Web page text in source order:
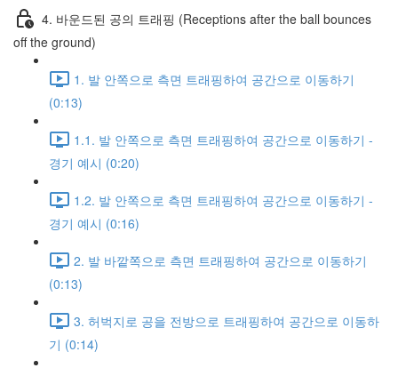
4. 바운드된 공의 트래핑 (Receptions after the ball bounces
off the ground)
1. 발 안쪽으로 측면 트래핑하여 공간으로 이동하기
(0:13)
1.1. 발 안쪽으로 측면 트래핑하여 공간으로 이동하기 -
경기 예시 (0:20)
1.2. 발 안쪽으로 측면 트래핑하여 공간으로 이동하기 -
경기 예시 (0:16)
2. 발 바깥쪽으로 측면 트래핑하여 공간으로 이동하기
(0:13)
3. 허벅지로 공을 전방으로 트래핑하여 공간으로 이동하
기 (0:14)